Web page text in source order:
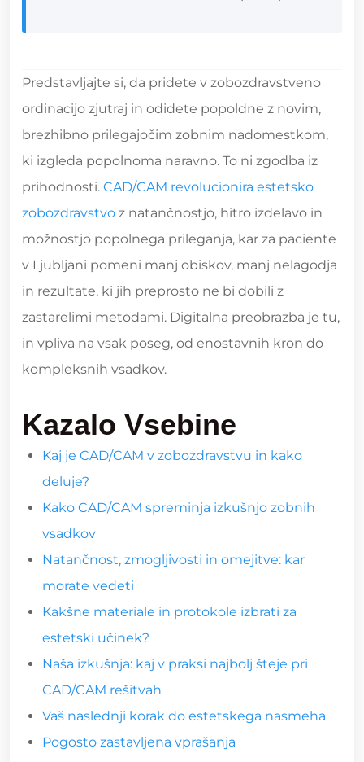
Predstavljajte si, da pridete v zobozdravstveno
ordinacijo zjutraj in odidete popoldne z novim,
brezhibno prilegajočim zobnim nadomestkom,
ki izgleda popolnoma naravno. To ni zgodba iz
prihodnosti. CAD/CAM revolucionira estetsko
zobozdravstvo z natančnostjo, hitro izdelavo in
možnostjo popolnega prileganja, kar za paciente
v Ljubljani pomeni manj obiskov, manj nelagodja
in rezultate, ki jih preprosto ne bi dobili z
zastarelimi metodami. Digitalna preobrazba je tu,
in vpliva na vsak poseg, od enostavnih kron do
kompleksnih vsadkov.
Kazalo Vsebine
Kaj je CAD/CAM v zobozdravstvu in kako
deluje?
Kako CAD/CAM spreminja izkušnjo zobnih
vsadkov
Natančnost, zmogljivosti in omejitve: kar
morate vedeti
Kakšne materiale in protokole izbrati za
estetski učinek?
Naša izkušnja: kaj v praksi najbolj šteje pri
CAD/CAM rešitvah
Vaš naslednji korak do estetskega nasmeha
Pogosto zastavljena vprašanja